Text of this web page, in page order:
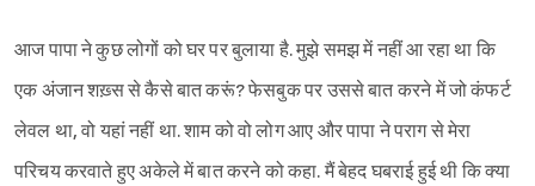
आज पापा ने कुछ लोगों को घर पर बुलाया है. मुझे समझ में नहीं आ रहा था कि
एक अंजान शख़्स से कैसे बात करूं? फेसबुक पर उससे बात करने में जो कंफर्ट
लेवल था, वो यहां नहीं था. शाम को वो लोग आए और पापा ने पराग से मेरा
परिचय करवाते हुए अकेले में बात करने को कहा. मैं बेहद घबराई हुई थी कि क्या